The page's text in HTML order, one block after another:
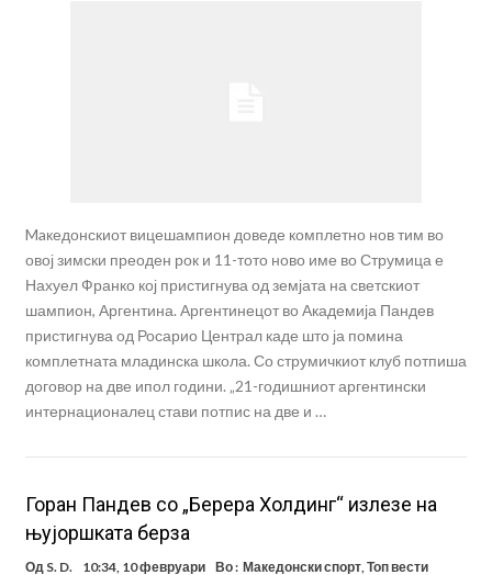
Maкедонскиот вицешампион доведе комплетно нов тим во
овој зимски преоден рок и 11-тото ново име во Струмица е
Нахуел Франко кој пристигнува од земјата на светскиот
шампион, Аргентина. Аргентинецот во Академија Пандев
пристигнува од Росарио Централ каде што ја помина
комплетната младинска школа. Со струмичкиот клуб потпиша
договор на две ипол години. „21-годишниот аргентински
интернационалец стави потпис на две и …
Горан Пандев со „Берера Холдинг“ излезе на
њујоршката берза
Од S. D. 10:34, 10 февруари Во : Македонски спорт, Топ вести